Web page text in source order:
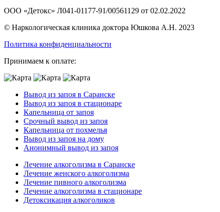
ООО «Детокс» Л041-01177-91/00561129 от 02.02.2022
© Наркологическая клиника доктора Юшкова А.Н. 2023
Политика конфиденциальности
Принимаем к оплате:
Вывод из запоя в Саранске
Вывод из запоя в стационаре
Капельница от запоя
Срочный вывод из запоя
Капельница от похмелья
Вывод из запоя на дому
Анонимный вывод из запоя
Лечение алкоголизма в Саранске
Лечение женского алкоголизма
Лечение пивного алкоголизма
Лечение алкоголизма в стационаре
Детоксикация алкоголиков